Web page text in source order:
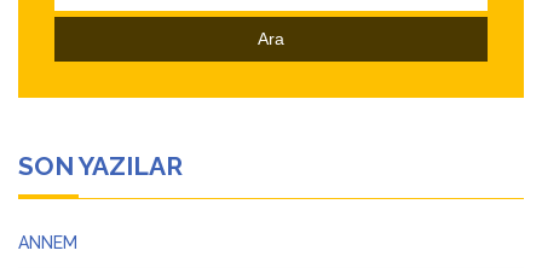
SON YAZILAR
ANNEM